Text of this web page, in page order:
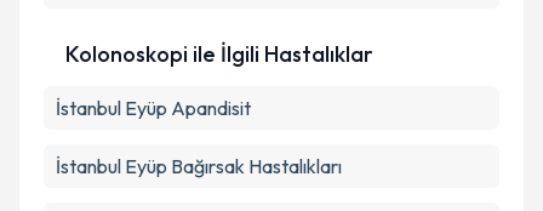
Kolonoskopi ile İlgili Hastalıklar
İstanbul Eyüp Apandisit
İstanbul Eyüp Bağırsak Hastalıkları